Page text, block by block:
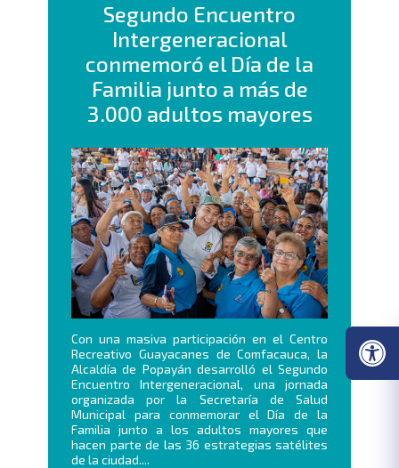
Segundo Encuentro
Intergeneracional
conmemoró el Día de la
Familia junto a más de
3.000 adultos mayores
Con una masiva participación en el Centro
Recreativo Guayacanes de Comfacauca, la
Alcaldía de Popayán desarrolló el Segundo
Encuentro Intergeneracional, una jornada
organizada por la Secretaría de Salud
Municipal para conmemorar el Día de la
Familia junto a los adultos mayores que
hacen parte de las 36 estrategias satélites
de la ciudad....